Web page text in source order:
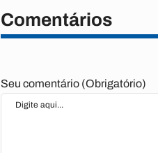
Comentários
Seu comentário (Obrigatório)